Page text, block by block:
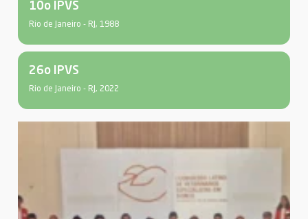
10o IPVS
Rio de Janeiro - RJ, 1988
26o IPVS
Rio de Janeiro - RJ, 2022